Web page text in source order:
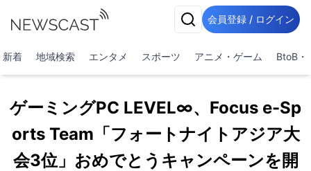
会員登録 / ログイン
新着 地域検索 エンタメ スポーツ アニメ・ゲーム BtoB・
ゲーミングPC LEVEL∞、Focus e-Sp
orts Team「フォートナイトアジア大
会3位」おめでとうキャンペーンを開